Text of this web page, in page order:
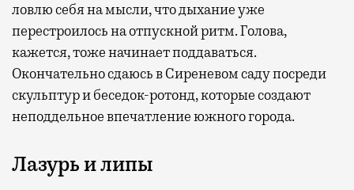
ловлю себя на мысли, что дыхание уже
перестроилось на отпускной ритм. Голова,
кажется, тоже начинает поддаваться.
Окончательно сдаюсь в Сиреневом саду посреди
скульптур и беседок-ротонд, которые создают
неподдельное впечатление южного города.
Лазурь и липы